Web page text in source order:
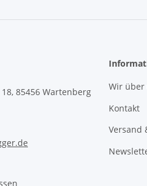
85456 Wartenberg
Wir über
Kontakt
Versand